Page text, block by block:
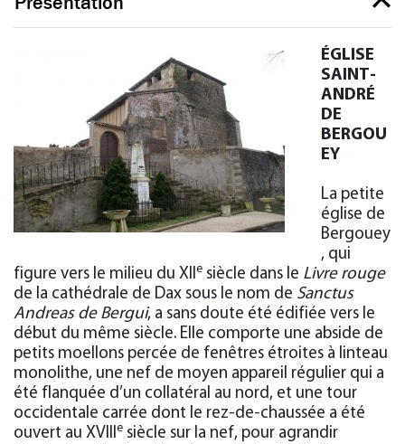
ÉGLISE
SAINT-
ANDRÉ
DE
BERGOU
EY
La petite
église de
Bergouey
, qui
figure vers le milieu du XIIe siècle dans le Livre rouge
de la cathédrale de Dax sous le nom de Sanctus
Andreas de Bergui, a sans doute été édifiée vers le
début du même siècle. Elle comporte une abside de
petits moellons percée de fenêtres étroites à linteau
monolithe, une nef de moyen appareil régulier qui a
été flanquée d’un collatéral au nord, et une tour
occidentale carrée dont le rez-de-chaussée a été
ouvert au XVIIIe siècle sur la nef, pour agrandir